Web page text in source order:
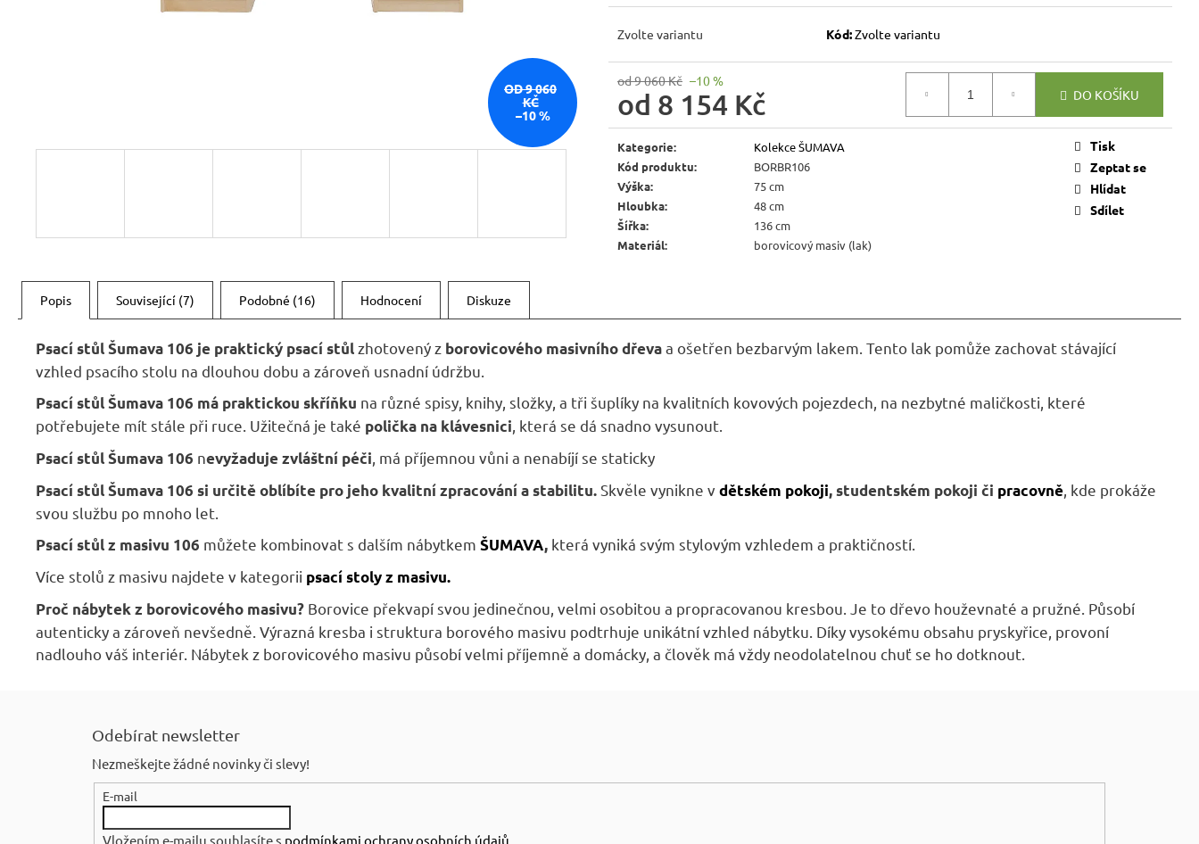
Zvolte variantu Kód:Zvolte variantu
od 9 060 Kč –10 %
od 8 154 Kč
Měrná
cena:
DO KOŠÍKU
Kategorie:
Kolekce ŠUMAVA
Kód produktu:
BORBR106
Výška:
75 cm
Hloubka:
48 cm
Šířka:
136 cm
Materiál: borovicový masiv (lak)
Tisk
Zeptat se
Hlídat
Sdílet
OD 9 060
KČ
–10 %
Popis Související (7) Podobné (16) Hodnocení Diskuze
Psací stůl Šumava 106 je praktický psací stůlzhotovený z borovicového masivního dřevaa ošetřen bezbarvým lakem. Tento lak pomůže zachovat stávající
vzhled psacího stolu na dlouhou dobu a zároveň usnadní údržbu.
Psací stůl Šumava 106 má praktickou skříňku na různé spisy, knihy, složky, a tři šuplíky na kvalitních kovových pojezdech, na nezbytné maličkosti, které
potřebujete mít stále při ruce. Užitečná je také polička na klávesnici , která se dá snadno vysunout.
Psací stůl Šumava 106 nevyžaduje zvláštní péči , má příjemnou vůni a nenabíjí se staticky
Psací stůl Šumava 106 si určitě oblíbíte pro jeho kvalitní zpracování a stabilitu. Skvěle vynikne v dětském pokoji,studentském pokoji či pracovně kde prokáže
svou službu po mnoho let.
Psací stůl z masivu 106 můžete kombinovat s dalším nábytkem ŠUMAVA, která vyniká svým stylovým vzhledem a praktičností.
Více stolů z masivu najdete v kategorii psací stoly z masivu.
Proč nábytek z borovicového masivu? Borovice překvapí svou jedinečnou, velmi osobitou a propracovanou kresbou. Je to dřevo houževnaté a pružné. Působí
autenticky a zároveň nevšedně. Výrazná kresba i struktura borového masivu podtrhuje unikátní vzhled nábytku. Díky vysokému obsahu pryskyřice, provoní
nadlouho váš interiér. Nábytek z borovicového masivu působí velmi příjemně a domácky, a člověk má vždy neodolatelnou chuť se ho dotknout.
RUSTIKÁLNÍ ŽIDLE SWEET HOME SIL25 JÍDELNÍ ŽIDLE MEXICANA SIL25 RUSTIKÁLNÍ LAVICE SWEET HOME
Původně: 6 720 Kč
Odebírat newsletter
Nezmeškejte žádné novinky či slevy!
E-mail
Vložením e-mailu souhlasíte s podmínkami ochrany osobních údajů